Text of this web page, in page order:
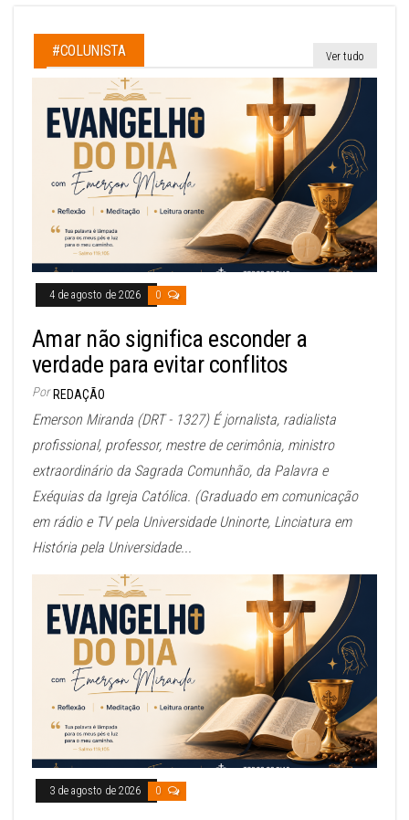
#COLUNISTA Ver tudo
4 de agosto de 2026 0
Amar não significa esconder a
verdade para evitar conflitos
Por REDAÇÃO
Emerson Miranda (DRT - 1327) É jornalista, radialista
profissional, professor, mestre de cerimônia, ministro
extraordinário da Sagrada Comunhão, da Palavra e
Exéquias da Igreja Católica. (Graduado em comunicação
em rádio e TV pela Universidade Uninorte, Linciatura em
História pela Universidade...
3 de agosto de 2026 0